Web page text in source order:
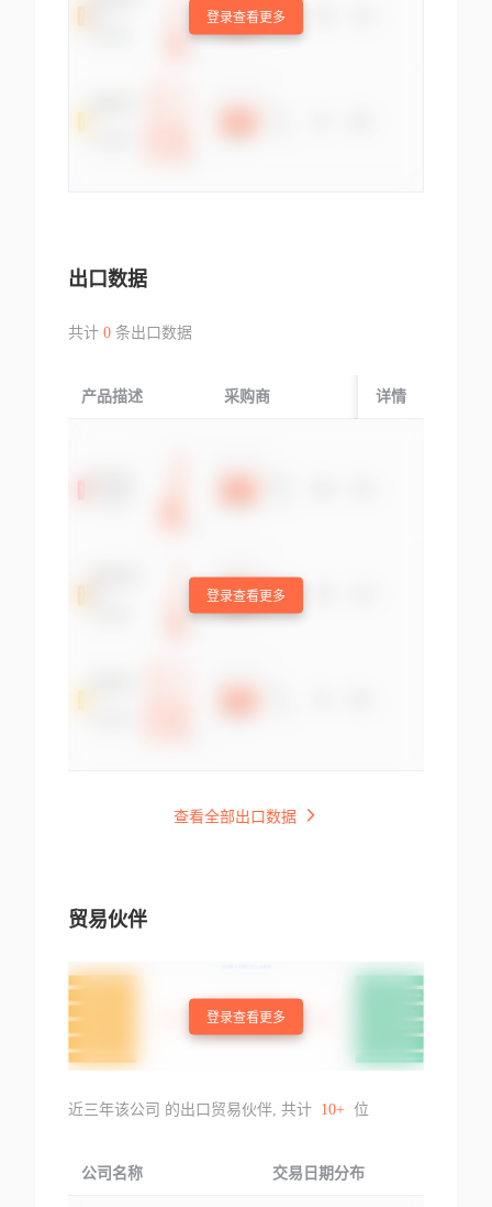
登录查看更多
出口数据
共计 0条出口数据
产品描述 采购商 起运国/地区
详情
登录查看更多
查看全部出口数据
贸易伙伴
登录查看更多
近三年该公司 的出口贸易伙伴, 共计 10+ 位
公司名称 交易日期分布